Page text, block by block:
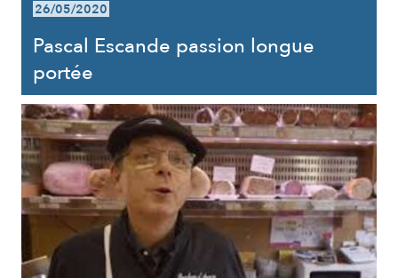
26/05/2020
Pascal Escande passion longue
portée